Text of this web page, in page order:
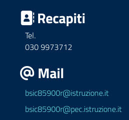
Recapiti
Tel.
030 9973712
Mail
bsic85900r@istruzione.it
bsic85900r@pec.istruzione.it